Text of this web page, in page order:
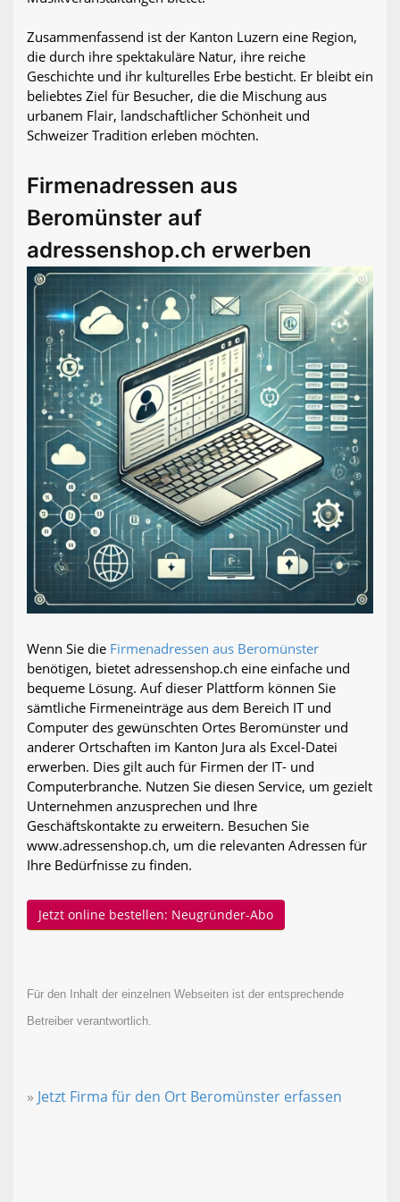
Zusammenfassend ist der Kanton Luzern eine Region,
die durch ihre spektakuläre Natur, ihre reiche
Geschichte und ihr kulturelles Erbe besticht. Er bleibt ein
beliebtes Ziel für Besucher, die die Mischung aus
urbanem Flair, landschaftlicher Schönheit und
Schweizer Tradition erleben möchten.
Firmenadressen aus
Beromünster auf
adressenshop.ch erwerben
Wenn Sie die Firmenadressen aus Beromünster
benötigen, bietet adressenshop.ch eine einfache und
bequeme Lösung. Auf dieser Plattform können Sie
sämtliche Firmeneinträge aus dem Bereich IT und
Computer des gewünschten Ortes Beromünster und
anderer Ortschaften im Kanton Jura als Excel-Datei
erwerben. Dies gilt auch für Firmen der IT- und
Computerbranche. Nutzen Sie diesen Service, um gezielt
Unternehmen anzusprechen und Ihre
Geschäftskontakte zu erweitern. Besuchen Sie
www.adressenshop.ch, um die relevanten Adressen für
Ihre Bedürfnisse zu finden.
Jetzt online bestellen: Neugründer-Abo
Für den Inhalt der einzelnen Webseiten ist der entsprechende
Betreiber verantwortlich.
» Jetzt Firma für den Ort Beromünster erfassen